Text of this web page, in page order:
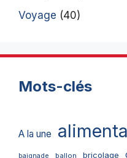
Voyage (40)
Mots-clés
A la une
baignade ballon bricolage